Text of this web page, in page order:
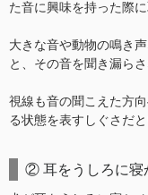
た音に興味を持った際に
大きな音や動物の鳴き
と、その音を聞き漏ら
視線も音の聞こえた方
る状態を表すしぐさだと
② 耳をうしろに寝